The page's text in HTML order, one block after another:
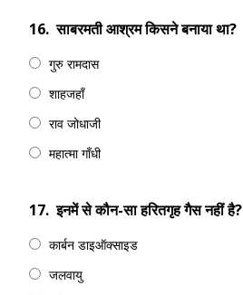
16. साबरमती आश्रम किसने बनाया था?
गुरु रामदास
शाहजहाँ
राव जोधाजी
महात्मा गाँधी
17. इनमें से कौन-सा हरितगृह गैस नहीं है?
कार्बन डाइऑक्साइड
जलवायु